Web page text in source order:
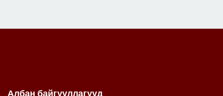
Албан байгууллагууд